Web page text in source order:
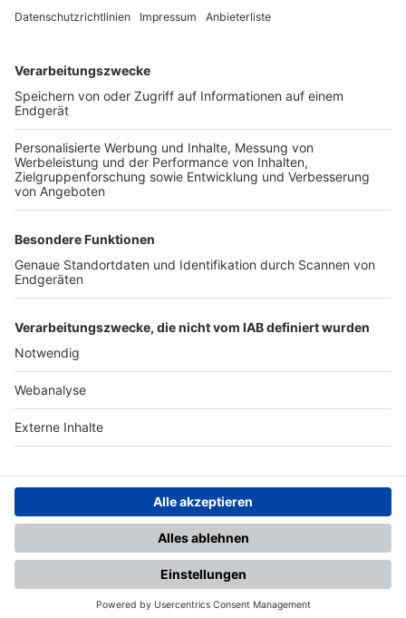
TOP-VEREINE
TOP-PARTNER
Nutzungsbedingungen Datenschutz Impressum